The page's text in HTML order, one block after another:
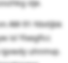
slje.
AW-91-Ydvtljbk
isl Ylxegficc
uhnmvp.